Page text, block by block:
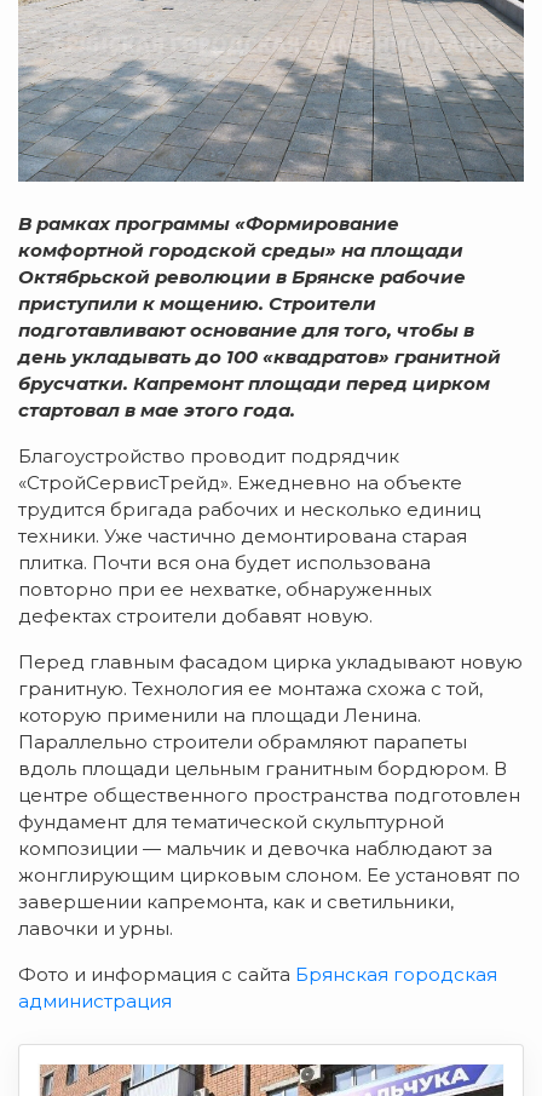
В рамках программы «Формирование
комфортной городской среды» на площади
Октябрьской революции в Брянске рабочие
приступили к мощению. Строители
подготавливают основание для того, чтобы в
день укладывать до 100 «квадратов» гранитной
брусчатки. Капремонт площади перед цирком
стартовал в мае этого года.
Благоустройство проводит подрядчик
«СтройСервисТрейд». Ежедневно на объекте
трудится бригада рабочих и несколько единиц
техники. Уже частично демонтирована старая
плитка. Почти вся она будет использована
повторно при ее нехватке, обнаруженных
дефектах строители добавят новую.
Перед главным фасадом цирка укладывают новую
гранитную. Технология ее монтажа схожа с той,
которую применили на площади Ленина.
Параллельно строители обрамляют парапеты
вдоль площади цельным гранитным бордюром. В
центре общественного пространства подготовлен
фундамент для тематической скульптурной
композиции — мальчик и девочка наблюдают за
жонглирующим цирковым слоном. Ее установят по
завершении капремонта, как и светильники,
лавочки и урны.
Фото и информация с сайта Брянская городская
администрация